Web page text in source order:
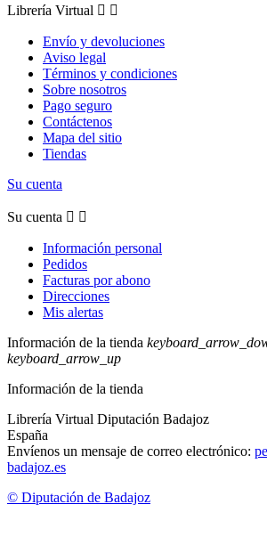
Librería Virtual  
Envío y devoluciones
Aviso legal
Términos y condiciones
Sobre nosotros
Pago seguro
Contáctenos
Mapa del sitio
Tiendas
Su cuenta
Su cuenta  
Información personal
Pedidos
Facturas por abono
Direcciones
Mis alertas
Información de la tienda
keyboard_arrow_up
Información de la tienda
Librería Virtual Diputación Badajoz
España
Envíenos un mensaje de correo electrónico:
badajoz.es
© Diputación de Badajoz